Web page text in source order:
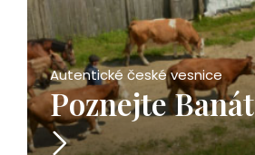
Autentické české vesnice
Poznejte Banát